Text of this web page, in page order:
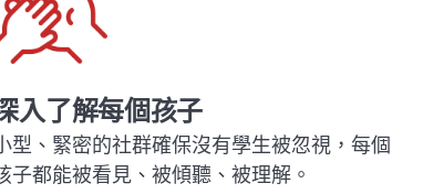
入了解每個孩子
型、緊密的社群確保沒有學生被忽視，每個
子都能被看見、被傾聽、被理解。